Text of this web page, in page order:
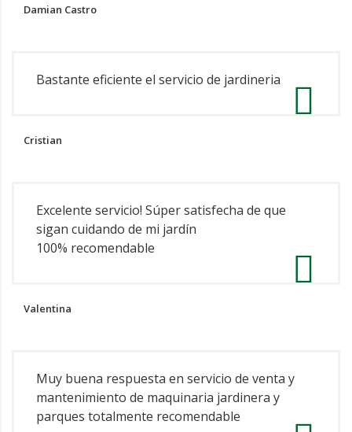
Damian Castro
Bastante eficiente el servicio de jardineria
Cristian
Excelente servicio! Súper satisfecha de que
sigan cuidando de mi jardín
100% recomendable
Valentina
Muy buena respuesta en servicio de venta y
mantenimiento de maquinaria jardinera y
parques totalmente recomendable